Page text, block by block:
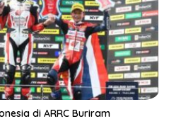
di ARRC Buriram